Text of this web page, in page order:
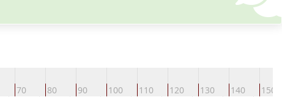
70 80 90 100 110 120 130 140 150